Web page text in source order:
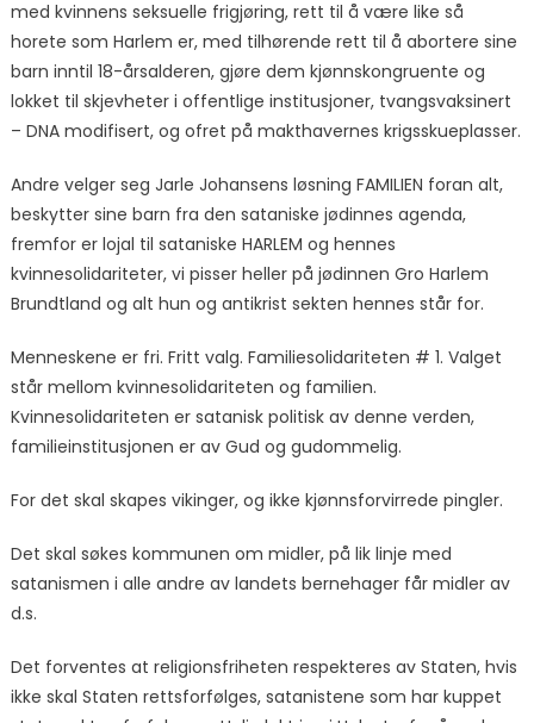
med kvinnens seksuelle frigjøring, rett til å være like så
horete som Harlem er, med tilhørende rett til å abortere sine
barn inntil 18-årsalderen, gjøre dem kjønnskongruente og
lokket til skjevheter i offentlige institusjoner, tvangsvaksinert
– DNA modifisert, og ofret på makthavernes krigsskueplasser.
Andre velger seg Jarle Johansens løsning FAMILIEN foran alt,
beskytter sine barn fra den sataniske jødinnes agenda,
fremfor er lojal til sataniske HARLEM og hennes
kvinnesolidariteter, vi pisser heller på jødinnen Gro Harlem
Brundtland og alt hun og antikrist sekten hennes står for.
Menneskene er fri. Fritt valg. Familiesolidariteten # 1. Valget
står mellom kvinnesolidariteten og familien.
Kvinnesolidariteten er satanisk politisk av denne verden,
familieinstitusjonen er av Gud og gudommelig.
For det skal skapes vikinger, og ikke kjønnsforvirrede pingler.
Det skal søkes kommunen om midler, på lik linje med
satanismen i alle andre av landets bernehager får midler av
d.s.
Det forventes at religionsfriheten respekteres av Staten, hvis
ikke skal Staten rettsforfølges, satanistene som har kuppet